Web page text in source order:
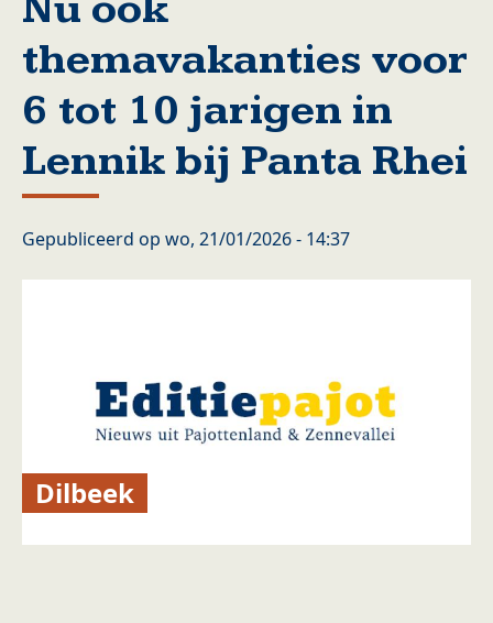
themavakanties voor
6 tot 10 jarigen in
Lennik bij Panta Rhei
Gepubliceerd op wo, 21/01/2026 - 14:37
Dilbeek